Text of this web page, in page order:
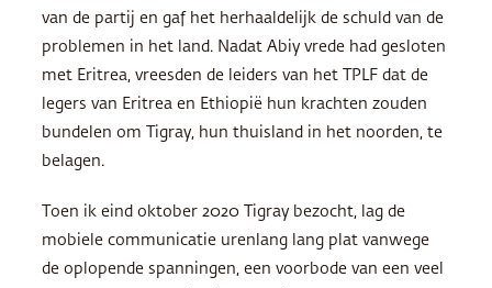
van de partij en gaf het herhaaldelijk de schuld van de
problemen in het land. Nadat Abiy vrede had gesloten
met Eritrea, vreesden de leiders van het TPLF dat de
legers van Eritrea en Ethiopië hun krachten zouden
bundelen om Tigray, hun thuisland in het noorden, te
belagen.
Toen ik eind oktober 2020 Tigray bezocht, lag de
mobiele communicatie urenlang lang plat vanwege
de oplopende spanningen, een voorbode van een veel